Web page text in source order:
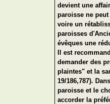
devient une
paroisse ne
voire un
paroisses
évêques une
Il est
demander des
plaintes" et la
19/186,787).
paroisse et le
accorder la